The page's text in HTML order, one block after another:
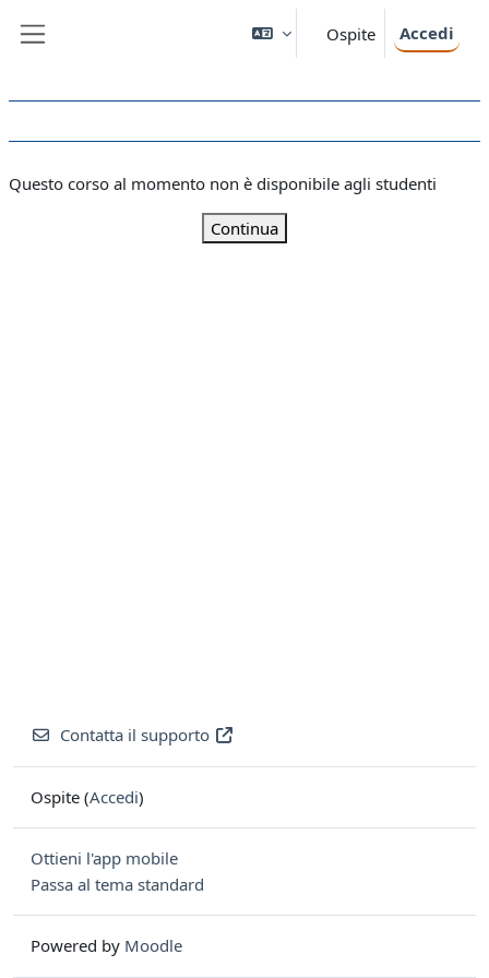
Ospite Accedi
Questo corso al momento non è disponibile agli studenti
Continua
Contatta il supporto
Ospite (Accedi)
Ottieni l'app mobile
Passa al tema standard
Powered by Moodle